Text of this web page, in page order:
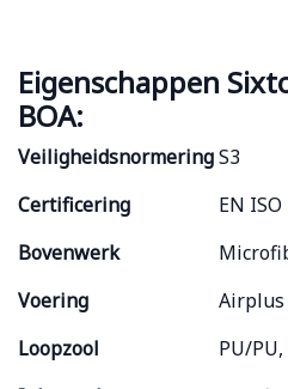
Eigenschappen
BOA:
VeiligheidsnormeringS3
Certificering
EN ISO
Bovenwerk
Voering
Airplus
Loopzool
PU/PU,